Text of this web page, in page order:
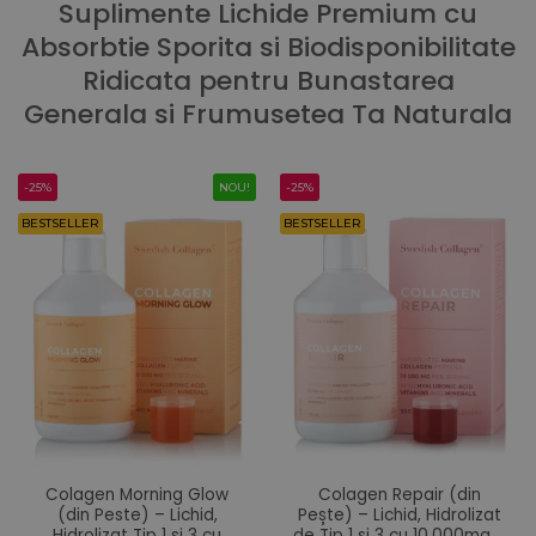
Suplimente Lichide Premium cu
Absorbtie Sporita si Biodisponibilitate
Ridicata pentru Bunastarea
Generala si Frumusetea Ta Naturala
-25%
BESTSELLER
NOU!
Colagen Morning Glow
(din Peste) – Lichid,
-25%
BESTSELLER
Colagen Repair (din
Pește) – Lichid, Hidrolizat